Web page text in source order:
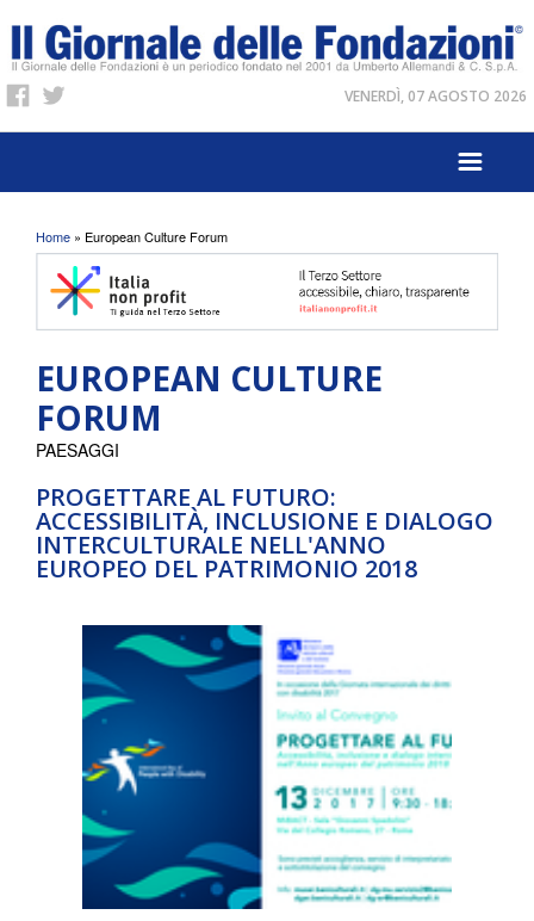
VENERDÌ, 07 AGOSTO 2026
Tu sei qui
Home » European Culture Forum
EUROPEAN CULTURE
FORUM
PROGETTARE AL FUTURO:
ACCESSIBILITÀ, INCLUSIONE E DIALOGO
INTERCULTURALE NELL'ANNO
EUROPEO DEL PATRIMONIO 2018
PAESAGGI